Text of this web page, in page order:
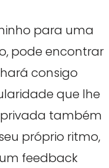
para uma
pode encontrar
consigo
que lhe
também
próprio ritmo,
feedback